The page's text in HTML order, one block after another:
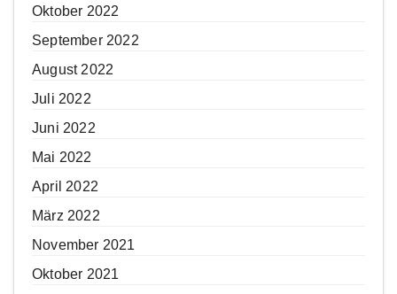
Oktober 2022
September 2022
August 2022
Juli 2022
Juni 2022
Mai 2022
April 2022
März 2022
November 2021
Oktober 2021